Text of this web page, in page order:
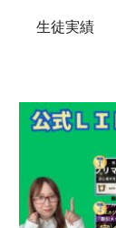
生徒実績